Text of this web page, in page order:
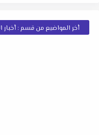
أخر المواضيع من قسم : أخبار